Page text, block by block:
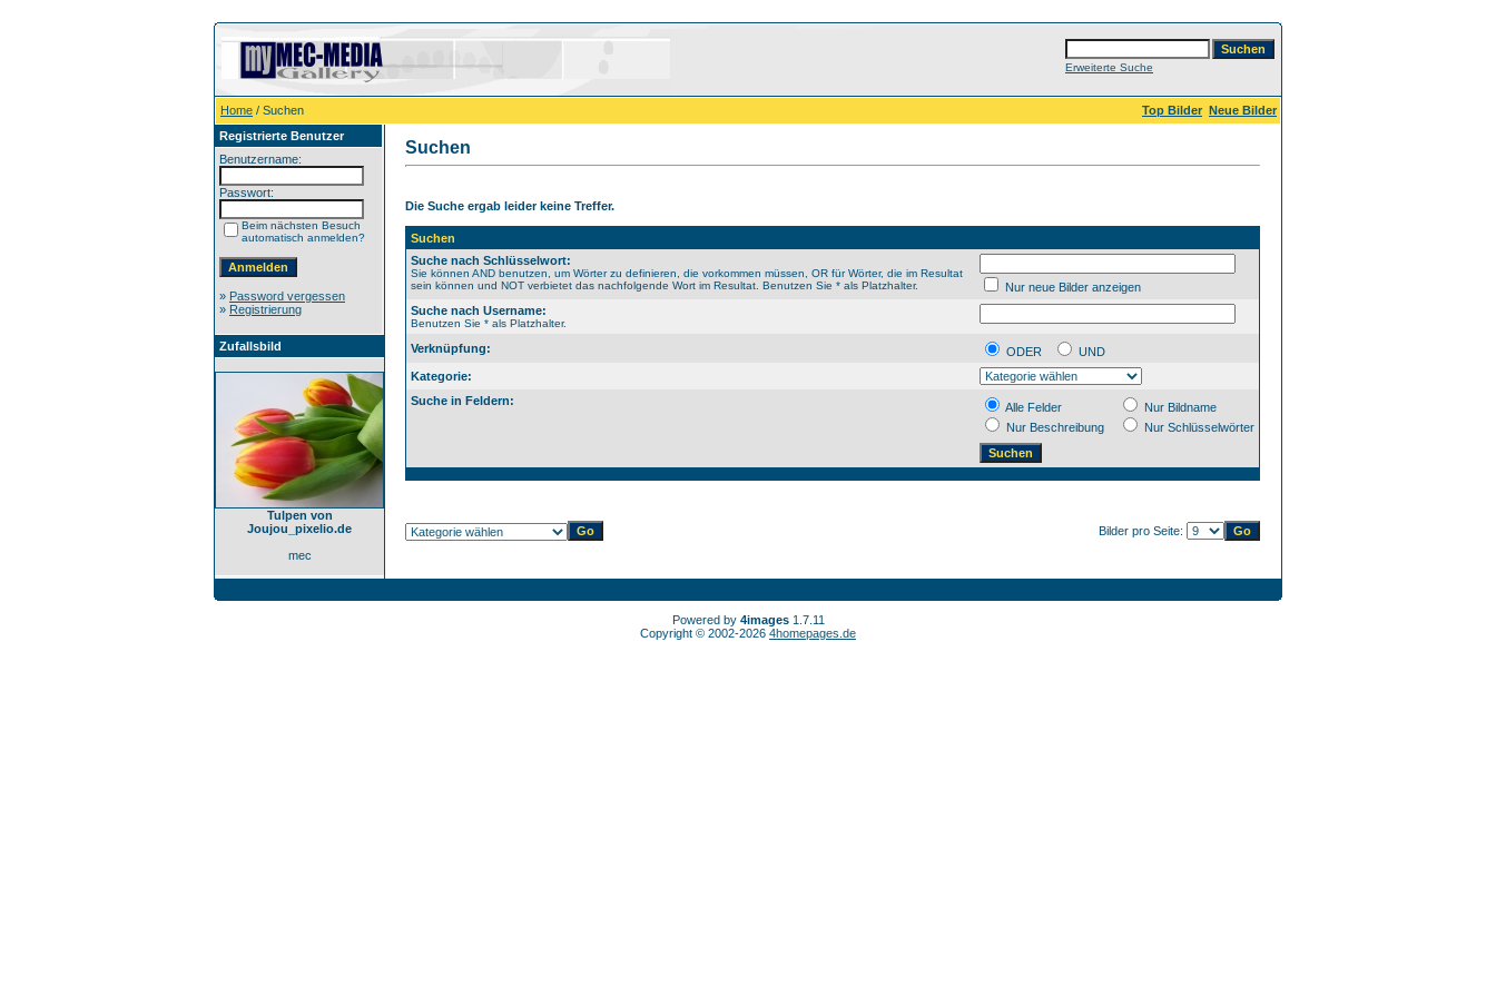
Erweiterte Suche
Home / Suchen Top Bilder Neue Bilder
Registrierte Benutzer
Benutzername:
Passwort:
Beim nächsten Besuch
automatisch anmelden?
» Password vergessen
» Registrierung
Zufallsbild
Tulpen von
Joujou_pixelio.de
mec
Suchen
Die Suche ergab leider keine Treffer.
Suchen
Suche nach Schlüsselwort:
Sie können AND benutzen, um Wörter zu definieren, die vorkommen müssen, OR für Wörter, die im Resultat
sein können und NOT verbietet das nachfolgende Wort im Resultat. Benutzen Sie * als Platzhalter.
Nur neue Bilder anzeigen
Suche nach Username:
Benutzen Sie * als Platzhalter.
Verknüpfung: ODER
UND
Kategorie:
Suche in Feldern:
Alle Felder
Nur Bildname
Nur Beschreibung
Nur Schlüsselwörter
Bilder pro Seite:
Powered by 4images1.7.11
Copyright © 2002-2026 4homepages.de